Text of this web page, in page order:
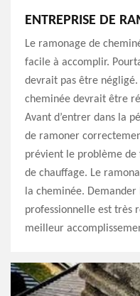
ENTREPRISE DE
Le ramonage de
facile à accomplir.
devrait pas être
cheminée devrait être
Avant d’entrer dans la
de ramoner
prévient le problème de
de chauffage. Le
la cheminée.
professionnelle est très
meilleur